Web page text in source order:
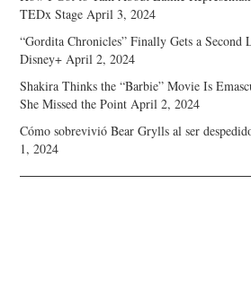
TEDx Stage April 3, 2024
“Gordita Chronicles” Finally Gets a
Disney+ April 2, 2024
Shakira Thinks the “Barbie” Movie Is
She Missed the Point April 2, 2024
Cómo sobrevivió Bear Grylls al ser
1, 2024